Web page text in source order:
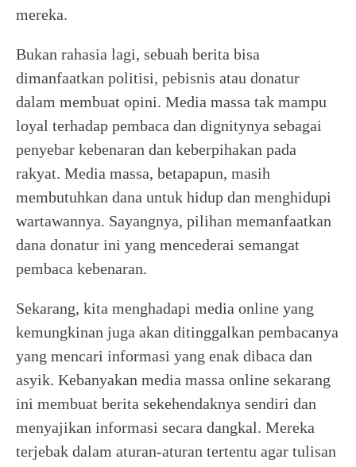
mereka.
Bukan rahasia lagi, sebuah berita bisa
dimanfaatkan politisi, pebisnis atau donatur
dalam membuat opini. Media massa tak mampu
loyal terhadap pembaca dan dignitynya sebagai
penyebar kebenaran dan keberpihakan pada
rakyat. Media massa, betapapun, masih
membutuhkan dana untuk hidup dan menghidupi
wartawannya. Sayangnya, pilihan memanfaatkan
dana donatur ini yang mencederai semangat
pembaca kebenaran.
Sekarang, kita menghadapi media online yang
kemungkinan juga akan ditinggalkan pembacanya
yang mencari informasi yang enak dibaca dan
asyik. Kebanyakan media massa online sekarang
ini membuat berita sekehendaknya sendiri dan
menyajikan informasi secara dangkal. Mereka
terjebak dalam aturan-aturan tertentu agar tulisan